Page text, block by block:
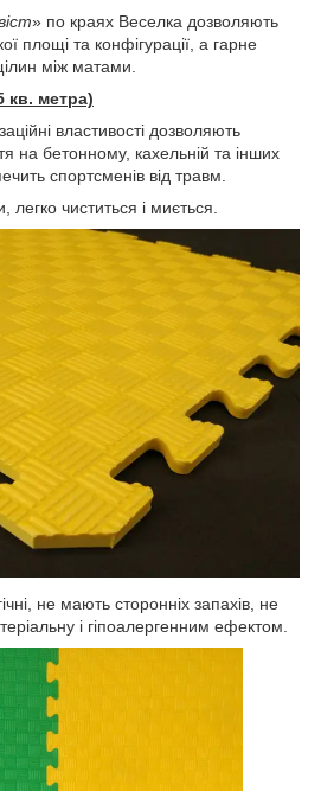
» по краях Веселка дозволяють
площі та конфігурації, а гарне
між матами.
кв. метра)
властивості дозволяють
на бетонному, кахельній та інших
спортсменів від травм.
легко чиститься і миється.
не мають сторонніх запахів, не
і гіпоалергенним ефектом.